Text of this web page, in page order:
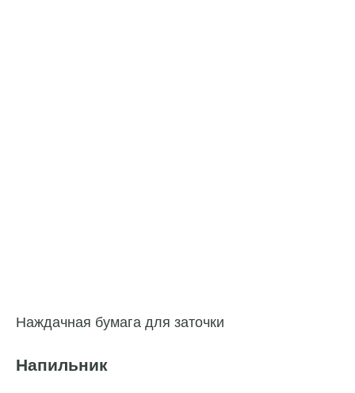
Наждачная бумага для заточки
Напильник